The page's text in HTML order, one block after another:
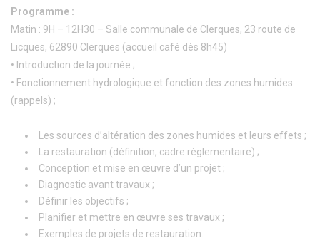
Programme :
Matin : 9H – 12H30 – Salle communale de Clerques, 23 route de
Licques, 62890 Clerques (accueil café dès 8h45)
• Introduction de la journée ;
• Fonctionnement hydrologique et fonction des zones humides
(rappels) ;
Les sources d’altération des zones humides et leurs effets ;
La restauration (définition, cadre règlementaire) ;
Conception et mise en œuvre d’un projet ;
Diagnostic avant travaux ;
Définir les objectifs ;
Planifier et mettre en œuvre ses travaux ;
Exemples de projets de restauration.